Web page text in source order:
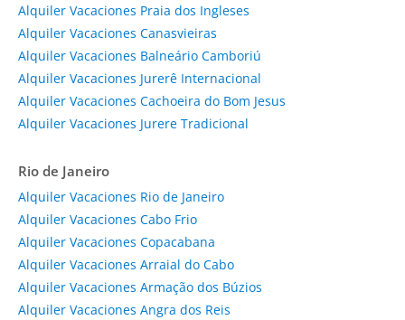
Alquiler Vacaciones Praia dos Ingleses
Alquiler Vacaciones Canasvieiras
Alquiler Vacaciones Balneário Camboriú
Alquiler Vacaciones Jurerê Internacional
Alquiler Vacaciones Cachoeira do Bom Jesus
Alquiler Vacaciones Jurere Tradicional
Rio de Janeiro
Alquiler Vacaciones Rio de Janeiro
Alquiler Vacaciones Cabo Frio
Alquiler Vacaciones Copacabana
Alquiler Vacaciones Arraial do Cabo
Alquiler Vacaciones Armação dos Búzios
Alquiler Vacaciones Angra dos Reis